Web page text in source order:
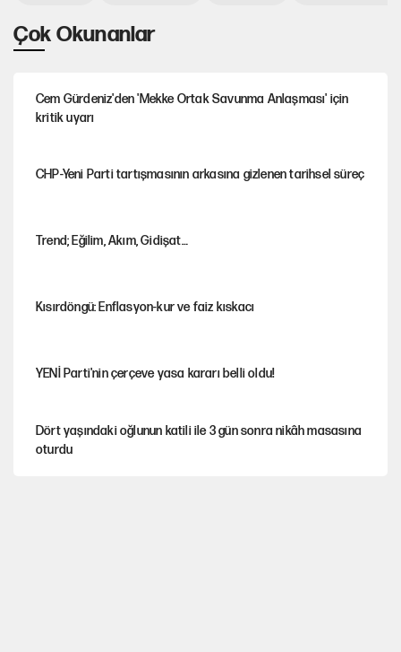
Çok Okunanlar
Cem Gürdeniz'den 'Mekke Ortak Savunma Anlaşması' için
kritik uyarı
CHP-Yeni Parti tartışmasının arkasına gizlenen tarihsel süreç
Trend; Eğilim, Akım, Gidişat…
Kısırdöngü: Enflasyon-kur ve faiz kıskacı
YENİ Parti'nin çerçeve yasa kararı belli oldu!
Dört yaşındaki oğlunun katili ile 3 gün sonra nikâh masasına
oturdu